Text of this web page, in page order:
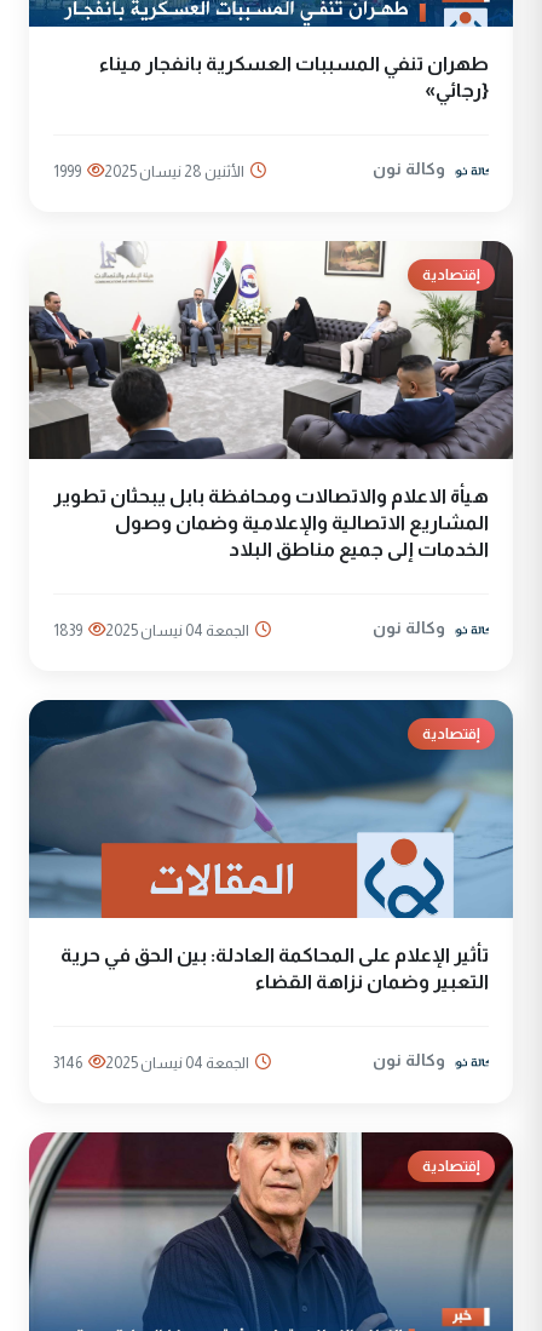
طهران تنفي المسببات العسكرية بانفجار ميناء
{رجائي»
وكالة نون الأثنين 28 نيسان 2025 1999
إقتصادية
هيأة الاعلام والاتصالات ومحافظة بابل يبحثان تطوير
المشاريع الاتصالية والإعلامية وضمان وصول
الخدمات إلى جميع مناطق البلاد
وكالة نون الجمعة 04 نيسان 2025 1839
إقتصادية
تأثير الإعلام على المحاكمة العادلة: بين الحق في حرية
التعبير وضمان نزاهة القضاء
وكالة نون الجمعة 04 نيسان 2025 3146
إقتصادية